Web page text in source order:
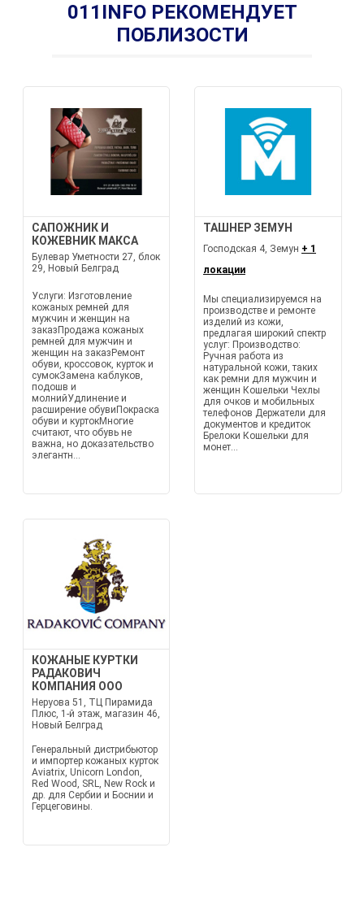
011INFO РЕКОМЕНДУЕТ
ПОБЛИЗОСТИ
САПОЖНИК И
КОЖЕВНИК МАКСА
Булевар Уметности 27, блок
29, Новый Белград
Услуги: Изготовление
кожаных ремней для
мужчин и женщин на
заказПродажа кожаных
ремней для мужчин и
женщин на заказРемонт
обуви, кроссовок, курток и
сумокЗамена каблуков,
подошв и
молнийУдлинение и
расширение обувиПокраска
обуви и куртокМногие
считают, что обувь не
важна, но доказательство
элегантн...
ТАШНЕР ЗЕМУН
Господская 4, Земун + 1
локации
Мы специализируемся на
производстве и ремонте
изделий из кожи,
предлагая широкий спектр
услуг: Производство:
Ручная работа из
натуральной кожи, таких
как ремни для мужчин и
женщин Кошельки Чехлы
для очков и мобильных
телефонов Держатели для
документов и кредиток
Брелоки Кошельки для
монет...
КОЖАНЫЕ КУРТКИ
РАДАКОВИЧ
КОМПАНИЯ ООО
Неруова 51, ТЦ Пирамида
Плюс, 1-й этаж, магазин 46,
Новый Белград
Генеральный дистрибьютор
и импортер кожаных курток
Aviatrix, Unicorn London,
Red Wood, SRL, New Rock и
др. для Сербии и Боснии и
Герцеговины.